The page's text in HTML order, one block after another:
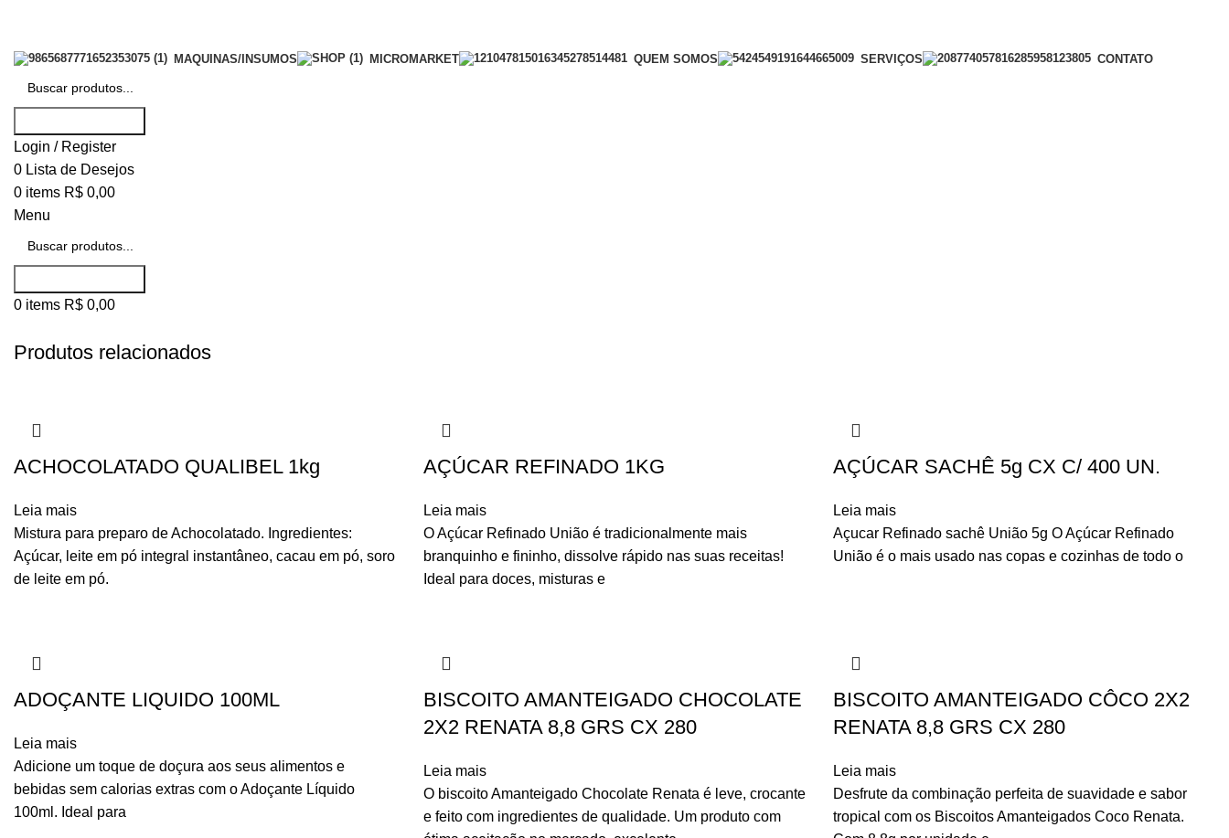
MAQUINAS/INSUMOS MICROMARKET QUEM SOMOS SERVIÇOS CONTATO
Login / Register
0 Lista de Desejos
0 items R$ 0,00
Menu
0 items R$ 0,00
Produtos relacionados
ACHOCOLATADO QUALIBEL 1kg
Leia mais
Mistura para preparo de Achocolatado. Ingredientes:
Açúcar, leite em pó integral instantâneo, cacau em pó, soro
de leite em pó.
AÇÚCAR REFINADO 1KG
Leia mais
O Açúcar Refinado União é tradicionalmente mais
branquinho e fininho, dissolve rápido nas suas receitas!
Ideal para doces, misturas e
AÇÚCAR SACHÊ 5g CX C/ 400 UN.
Leia mais
Açucar Refinado sachê União 5g O Açúcar Refinado
União é o mais usado nas copas e cozinhas de todo o
ADOÇANTE LIQUIDO 100ML
Leia mais
Adicione um toque de doçura aos seus alimentos e
bebidas sem calorias extras com o Adoçante Líquido
100ml. Ideal para
BISCOITO AMANTEIGADO CHOCOLATE
2X2 RENATA 8,8 GRS CX 280
Leia mais
O biscoito Amanteigado Chocolate Renata é leve, crocante
e feito com ingredientes de qualidade. Um produto com
BISCOITO AMANTEIGADO CÔCO 2X2
RENATA 8,8 GRS CX 280
Leia mais
Desfrute da combinação perfeita de suavidade e sabor
tropical com os Biscoitos Amanteigados Coco Renata.